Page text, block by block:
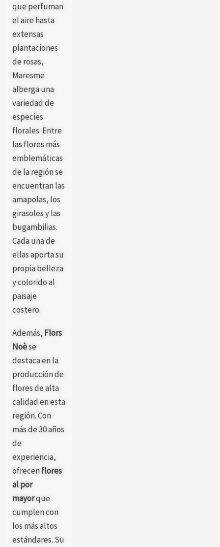
que perfuman
el aire hasta
extensas
plantaciones
de rosas,
Maresme
alberga una
variedad de
especies
florales. Entre
las flores más
emblemáticas
de la región se
encuentran las
amapolas, los
girasoles y las
bugambilias.
Cada una de
ellas aporta su
propia belleza
y colorido al
paisaje
costero.
Además, Flors
Noèse
destaca en la
producción de
flores de alta
calidad en esta
región. Con
más de 30 años
de
experiencia,
ofrecenflores
al por
mayorque
cumplen con
los más altos
estándares. Su